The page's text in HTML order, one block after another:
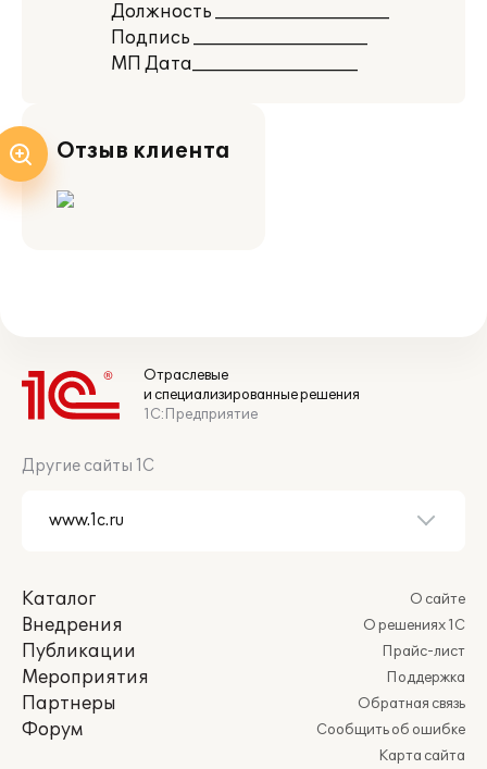
Должность ____________________
Подпись ____________________
МП Дата___________________
Отзыв клиента
Отраслевые
и специализированные решения
1С:Предприятие
Другие сайты 1С
Каталог
Внедрения
Публикации
Мероприятия
Партнеры
Форум
О сайте
О решениях 1С
Прайс-лист
Поддержка
Обратная связь
Сообщить об ошибке
Карта сайта